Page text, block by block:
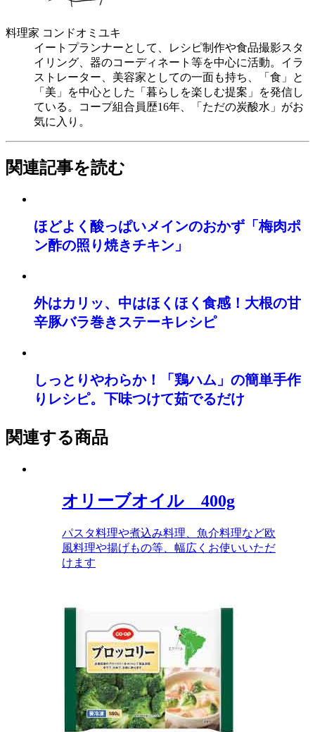
料理家 コンドオミユキ
イートプランナーとして、レシピ制作や食品撮影スタ
イリング、器のコーディネート等を中心に活動。イラ
ストレーター、美容家としての一面も持ち、「食」と
「美」を中心とした「暮らしを楽しむ提案」を発信し
ている。コープ組合員歴16年、「ただの炭酸水」がお
気に入り。
関連記事を読む
ほどよく酸っぱいメインのおかず「梅肉ポ
ン酢の照り焼きチキン」
外はカリッ、中はほくほく食感！大根の甘
辛豚バラ巻きステーキレシピ
しっとりやわらか！「鶏ハム」の簡単手作
りレシピ。下味つけて茹でるだけ
関連する商品
オリーブオイル 400g
パスタ料理や煮込み料理、魚介料理など欧
風料理や揚げもの等、幅広くお使いいただ
けます